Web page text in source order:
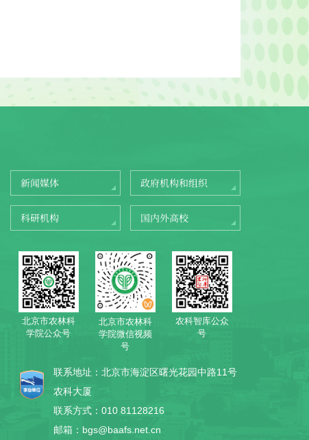
新闻媒体 政府机构和组织
科研机构 国内外高校
北京市农林科
学院公众号
北京市农林科
学院微信视频
号
农科智库公众
号
联系地址：北京市海淀区曙光花园中路11号
农科大厦
联系方式：010 81128216
邮箱：bgs@baafs.net.cn